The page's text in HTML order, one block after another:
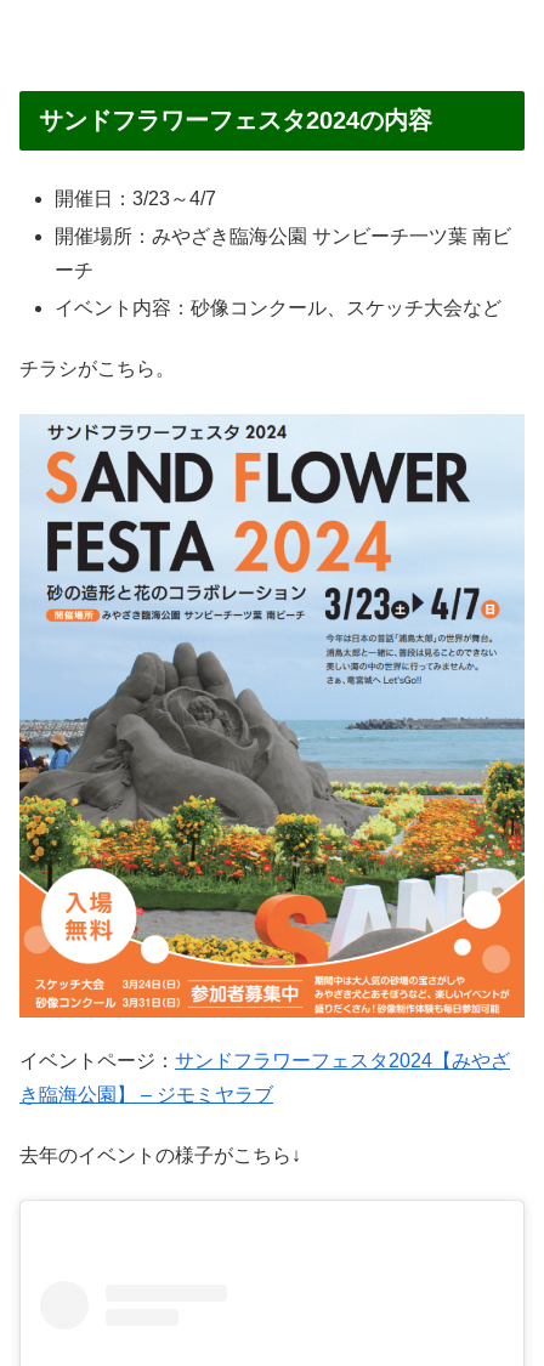
サンドフラワーフェスタ2024の内容
開催日：3/23～4/7
開催場所：みやざき臨海公園 サンビーチ一ツ葉 南ビ
ーチ
イベント内容：砂像コンクール、スケッチ大会など
チラシがこちら。
イベントページ： サンドフラワーフェスタ2024【みやざ
き臨海公園】 – ジモミヤラブ
去年のイベントの様子がこちら↓